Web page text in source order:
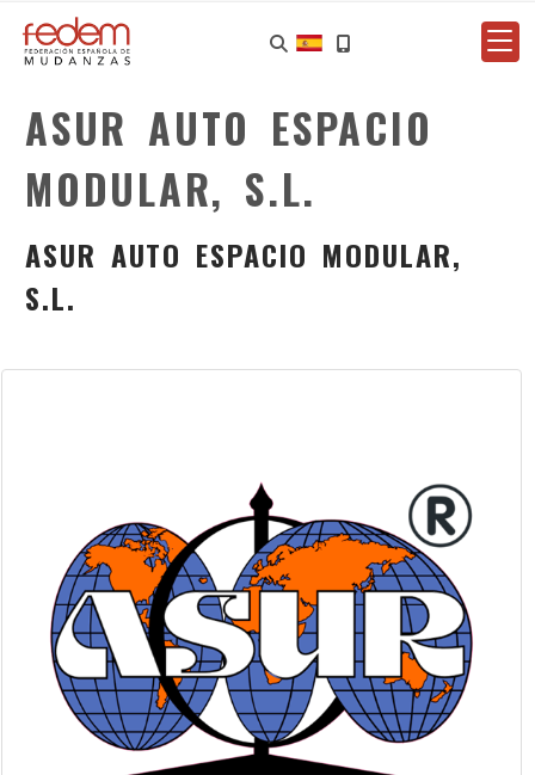
ASUR AUTO ESPACIO
MODULAR, S.L.
ASUR AUTO ESPACIO MODULAR,
S.L.